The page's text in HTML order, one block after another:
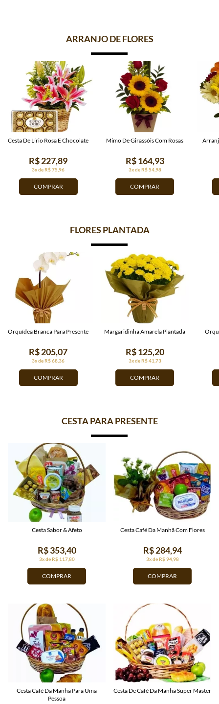
ARRANJO DE FLORES
COMPRAR
3x de R$ 75,96
R$ 227,89
Cesta De Lírio Rosa E Chocolate
COMPRAR
3x de R$ 54,98
R$ 164,93
Mimo De Girassóis Com Rosas
FLORES PLANTADA
COMPRAR
3x de R$ 68,36
R$ 205,07
Orquídea Branca Para Presente
COMPRAR
3x de R$ 41,73
R$ 125,20
Margaridinha Amarela Plantada
CESTA PARA PRESENTE
COMPRAR
3x de R$ 117,80
R$ 353,40
Cesta Sabor & Afeto
COMPRAR
3x de R$ 94,98
R$ 284,94
Cesta Café Da Manhã Com Flores
Cesta Café Da Manhã Para Uma
Pessoa
Cesta De Café Da Manhã Super Master